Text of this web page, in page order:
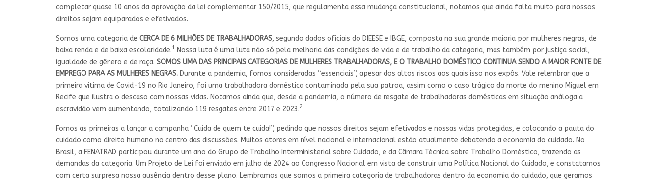
completar quase 10 anos da aprovação da lei complementar 150/2015, que regulamenta essa mudança constitucional, notamos que ainda falta muito para nossos
direitos sejam equiparados e efetivados.
Somos uma categoria de CERCA DE 6 MILHÕES DE TRABALHADORAS, segundo dados oficiais do DIEESE e IBGE, composta na sua grande maioria por mulheres negras, de
baixa renda e de baixa escolaridade.1 Nossa luta é uma luta não só pela melhoria das condições de vida e de trabalho da categoria, mas também por justiça social,
igualdade de gênero e de raça. SOMOS UMA DAS PRINCIPAIS CATEGORIAS DE MULHERES TRABALHADORAS, E O TRABALHO DOMÉSTICO CONTINUA SENDO A MAIOR FONTE DE
EMPREGO PARA AS MULHERES NEGRAS. Durante a pandemia, fomos consideradas “essenciais”, apesar dos altos riscos aos quais isso nos expôs. Vale relembrar que a
primeira vítima de Covid-19 no Rio Janeiro, foi uma trabalhadora doméstica contaminada pela sua patroa, assim como o caso trágico da morte do menino Miguel em
Recife que ilustra o descaso com nossas vidas. Notamos ainda que, desde a pandemia, o número de resgate de trabalhadoras domésticas em situação análoga a
escravidão vem aumentando, totalizando 119 resgates entre 2017 e 2023.2
Fomos as primeiras a lançar a campanha “Cuida de quem te cuida!”, pedindo que nossos direitos sejam efetivados e nossas vidas protegidas, e colocando a pauta do
cuidado como direito humano no centro das discussões. Muitos atores em nível nacional e internacional estão atualmente debatendo a economia do cuidado. No
Brasil, a FENATRAD participou durante um ano do Grupo de Trabalho Interministerial sobre Cuidado, e da Câmara Técnica sobre Trabalho Doméstico, trazendo as
demandas da categoria. Um Projeto de Lei foi enviado em julho de 2024 ao Congresso Nacional em vista de construir uma Política Nacional do Cuidado, e constatamos
com certa surpresa nossa ausência dentro desse plano. Lembramos que somos a primeira categoria de trabalhadoras dentro da economia do cuidado, que geramos